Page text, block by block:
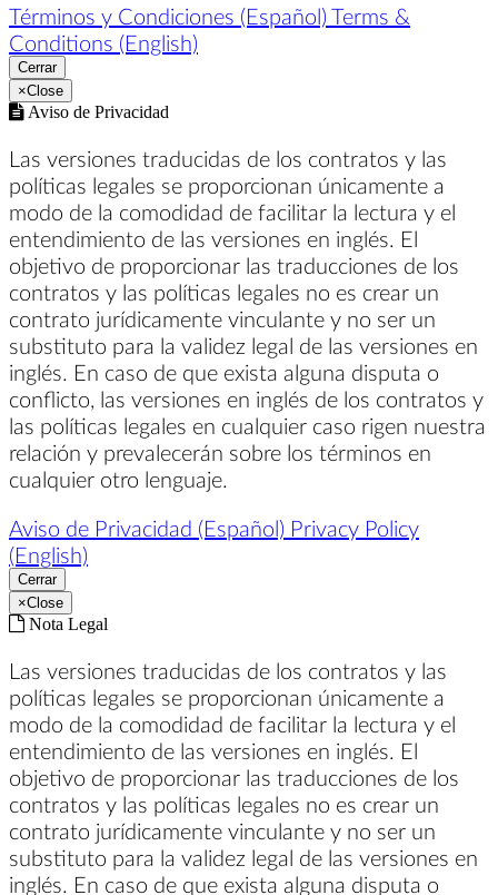
Términos y Condiciones (Español) Terms &
Conditions (English)
Cerrar
×Close
Aviso de Privacidad
Las versiones traducidas de los contratos y las
políticas legales se proporcionan únicamente a
modo de la comodidad de facilitar la lectura y el
entendimiento de las versiones en inglés. El
objetivo de proporcionar las traducciones de los
contratos y las políticas legales no es crear un
contrato jurídicamente vinculante y no ser un
substituto para la validez legal de las versiones en
inglés. En caso de que exista alguna disputa o
conflicto, las versiones en inglés de los contratos y
las políticas legales en cualquier caso rigen nuestra
relación y prevalecerán sobre los términos en
cualquier otro lenguaje.
Aviso de Privacidad (Español) Privacy Policy
(English)
Cerrar
×Close
Nota Legal
Las versiones traducidas de los contratos y las
políticas legales se proporcionan únicamente a
modo de la comodidad de facilitar la lectura y el
entendimiento de las versiones en inglés. El
objetivo de proporcionar las traducciones de los
contratos y las políticas legales no es crear un
contrato jurídicamente vinculante y no ser un
substituto para la validez legal de las versiones en
inglés. En caso de que exista alguna disputa o